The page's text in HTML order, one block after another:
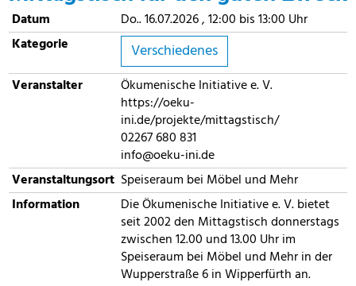
Datum
Do.. 16.07.2026 , 12:00 bis 13:00 Uhr
Kategorie
Verschiedenes
Veranstalter
Ökumenische Initiative e. V.
https://oeku-
ini.de/projekte/mittagstisch/
02267 680 831
info@oeku-ini.de
Veranstaltungsort Speiseraum bei Möbel und Mehr
Information
Die Ökumenische Initiative e. V. bietet
seit 2002 den Mittagstisch donnerstags
zwischen 12.00 und 13.00 Uhr im
Speiseraum bei Möbel und Mehr in der
Wupperstraße 6 in Wipperfürth an.